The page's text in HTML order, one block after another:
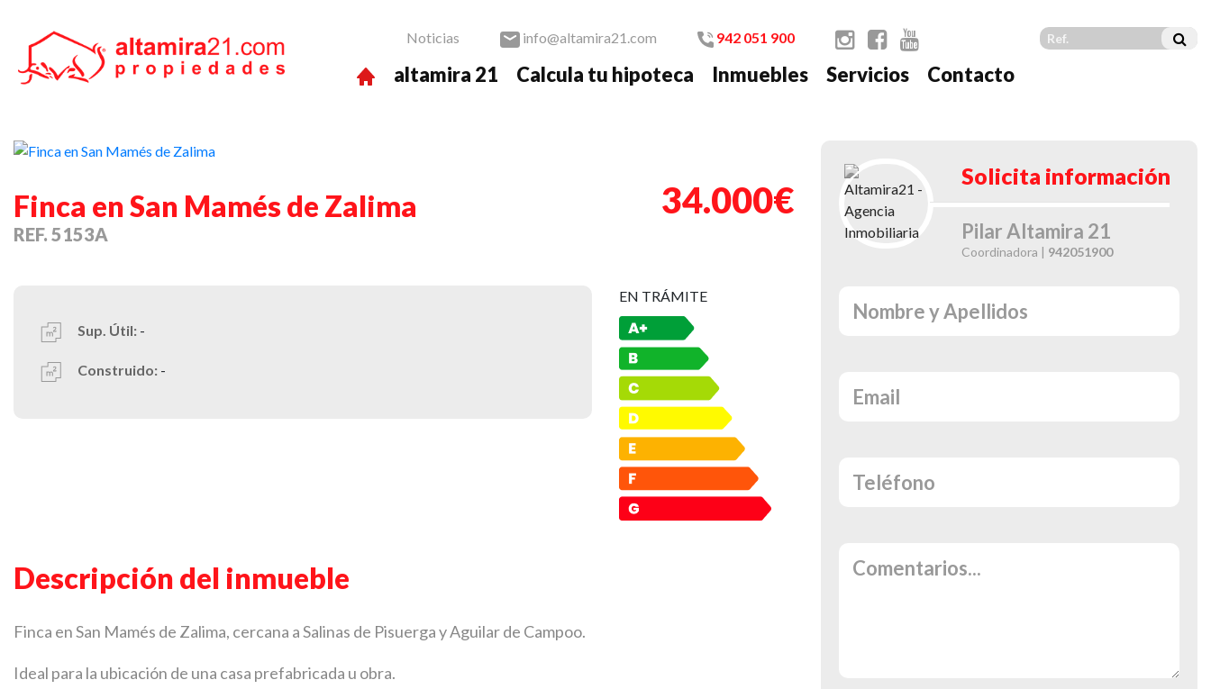
Noticias info@altamira21.com 942 051 900
altamira 21 Calcula tu hipoteca Inmuebles Servicios Contacto
Previous
Finca en San Mamés de Zalima
REF. 5153A
34.000€
Sup. Útil: -
Construido: -
EN TRÁMITE
Descripción del inmueble
Finca en San Mamés de Zalima, cercana a Salinas de Pisuerga y Aguilar de Campoo.
Ideal para la ubicación de una casa prefabricada u obra.
Solicita información
Pilar Altamira 21
Coordinadora | 942051900